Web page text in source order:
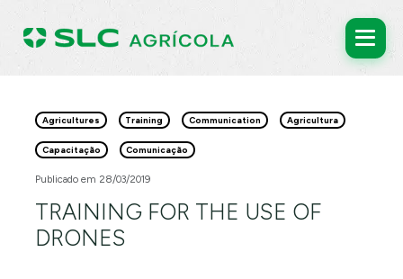
Agricultures Training Communication Agricultura
Capacitação Comunicação
Publicado em 28/03/2019
TRAINING FOR THE USE OF
DRONES